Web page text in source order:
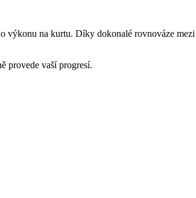
výkonu na kurtu. Díky dokonalé rovnováze
provede vaší progresí.